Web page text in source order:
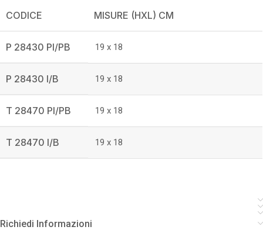
CODICE MISURE (HXL) CM
P 28430 PI/PB 19 x 18
P 28430 I/B 19 x 18
T 28470 PI/PB 19 x 18
T 28470 I/B 19 x 18
Richiedi Informazioni